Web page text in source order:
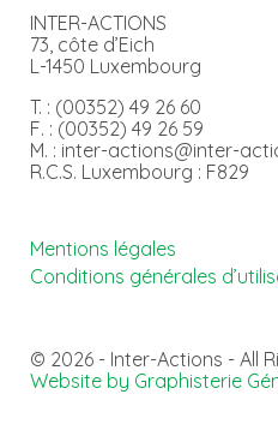
INTER-ACTIONS
73, côte d’Eich
L-1450 Luxembourg
T. : (00352) 49 26 60
F. : (00352) 49 26 59
M. : inter-actions@inter-
R.C.S. Luxembourg : F829
Mentions légales
Conditions générales
© 2026 - Inter-Actions - All
Website by Graphisterie